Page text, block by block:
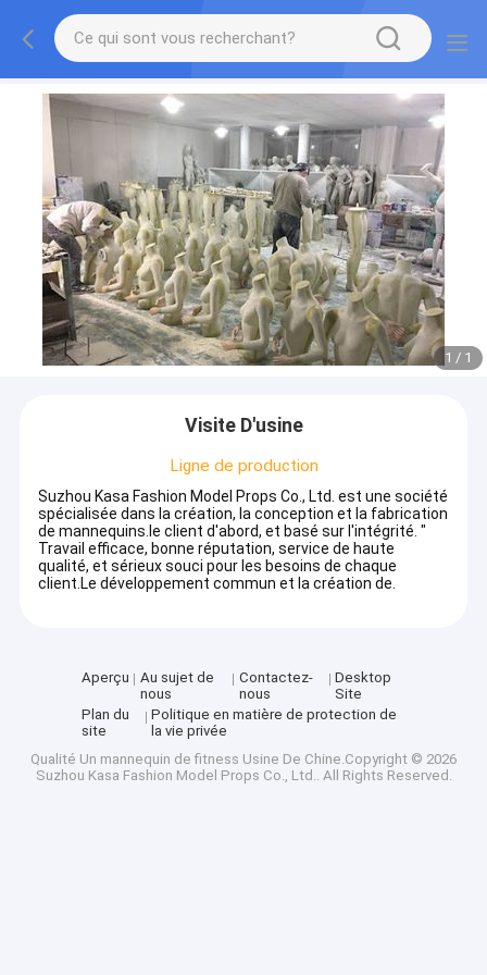
1 / 1
Visite D'usine
Ligne de production
Suzhou Kasa Fashion Model Props Co., Ltd. est une société
spécialisée dans la création, la conception et la fabrication
de mannequins.le client d'abord, et basé sur l'intégrité. "
Travail efficace, bonne réputation, service de haute
qualité, et sérieux souci pour les besoins de chaque
client.Le développement commun et la création de.
Aperçu
Au sujet de
nous
Contactez-
nous
Desktop
Site
Plan du
site
Politique en matière de protection de
la vie privée
Qualité Un mannequin de fitness Usine De Chine.Copyright © 2026
Suzhou Kasa Fashion Model Props Co., Ltd.. All Rights Reserved.